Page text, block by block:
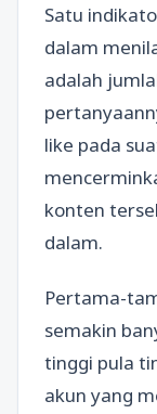
Satu
dalam
adalah
like pada
konten
dalam.
Pertama-
semakin
tinggi pula
akun yang